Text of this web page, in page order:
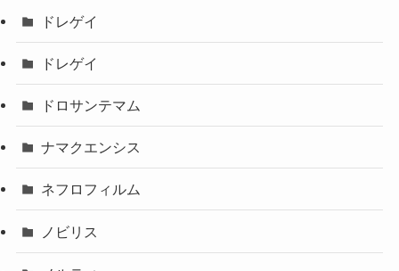
ドレゲイ
ドレゲイ
ドロサンテマム
ナマクエンシス
ネフロフィルム
ノビリス